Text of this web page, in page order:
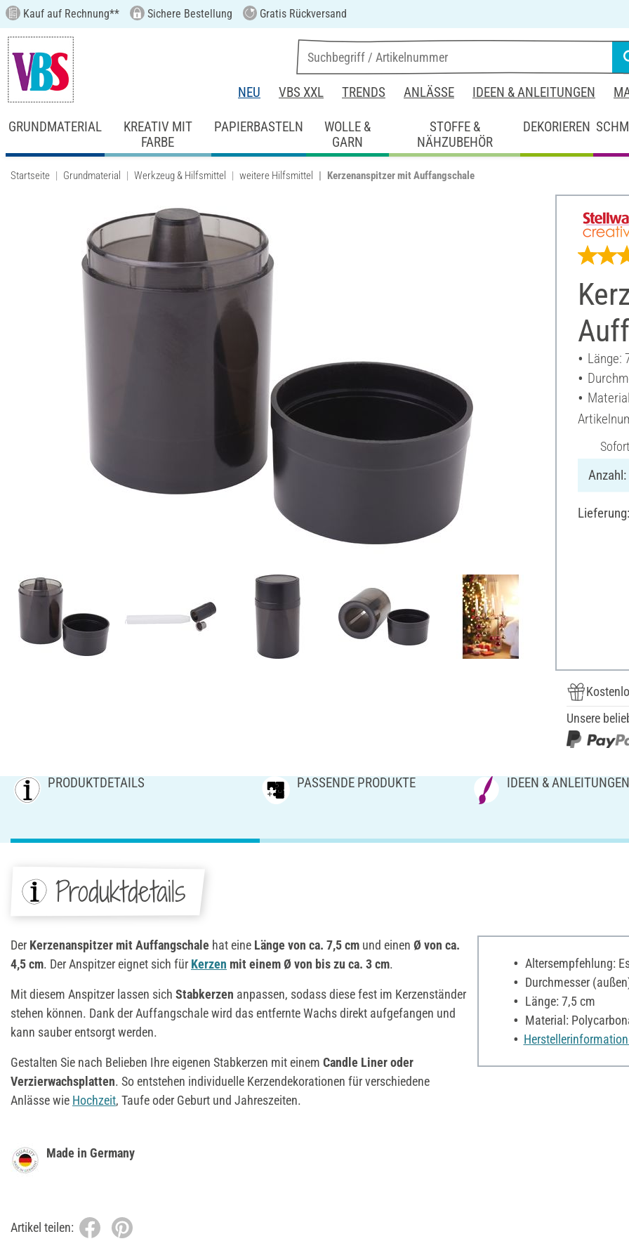
Kauf auf Rechnung** Sichere Bestellung Gratis Rückversand
NEU VBS XXL TRENDS ANLÄSSE IDEEN & ANLEITUNGEN
GRUNDMATERIAL
KREATIV MIT
FARBE
PAPIERBASTELN
WOLLE &
GARN
STOFFE &
NÄHZUBEHÖR
DEKORIEREN
Startseite Grundmaterial Werkzeug & Hilfsmittel weitere Hilfsmittel Kerzenanspitzer mit Auffangschale
Länge:
Anzahl:
Unsere
PRODUKTDETAILS PASSENDE PRODUKTE IDEEN &
Produktdetails
Der Kerzenanspitzer mit Auffangschale hat eine Länge von ca. 7,5 cm und einen Ø von ca.
4,5 cm. Der Anspitzer eignet sich für Kerzen mit einem Ø von bis zu ca. 3 cm.
Mit diesem Anspitzer lassen sich Stabkerzen anpassen, sodass diese fest im Kerzenständer
stehen können. Dank der Auffangschale wird das entfernte Wachs direkt aufgefangen und
kann sauber entsorgt werden.
Gestalten Sie nach Belieben Ihre eigenen Stabkerzen mit einem Candle Liner oder
Verzierwachsplatten. So entstehen individuelle Kerzendekorationen für verschiedene
Anlässe wie Hochzeit, Taufe oder Geburt und Jahreszeiten.
Altersempfehlung:
Durchmesser
Länge: 7,5 cm
Material:
Made in Germany
Artikel teilen: